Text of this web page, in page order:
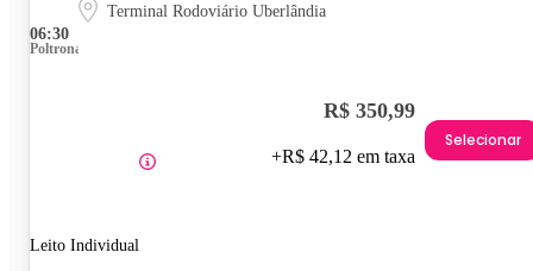
06:30
Terminal Rodoviário Uberlândia
Poltrona
Leito Individual
R$ 350,99
+R$ 42,12 em taxa
Selecionar